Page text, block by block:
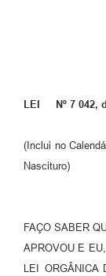
Telefones Úteis
LEI Nº 7 042,
(Inclui no
Nascituro)
FAÇO SABER
APROVOU E
LEI